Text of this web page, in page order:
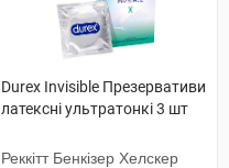
Durex Invisible Презервативи
латексні ультратонкі 3 шт
Реккітт Бенкізер Хелскер